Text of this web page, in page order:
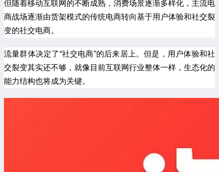
但随着移动互联网的不断成熟，消费场景逐渐多样化，主流电
商战场逐渐由货架模式的传统电商转向基于用户体验和社交裂
变的社交电商。
流量群体决定了“社交电商”的后来居上。但是，用户体验和社
交裂变其实还不够，就像目前互联网行业整体一样，生态化的
能力结构也将成为关键。